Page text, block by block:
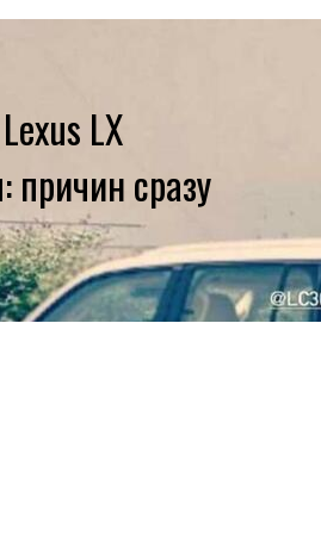
LX
причин сразу